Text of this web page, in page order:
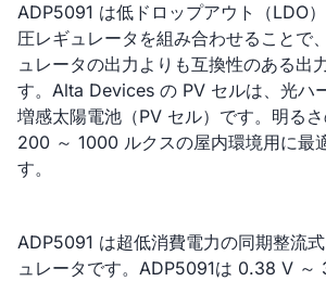
ADP5091 は低ドロップアウト（LDO
圧レギュレータを組み合わせることで
ュレータの出力よりも互換性のある出
す。Alta Devices の PV セルは、光ハ
増感太陽電池（PV セル）です。明る
200 ～ 1000 ルクスの屋内環境用に最
す。
ADP5091 は超低消費電力の同期整流
ュレータです。ADP5091は 0.38 V ～